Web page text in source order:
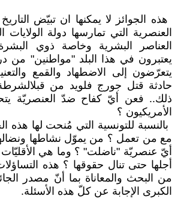
هذه الجوائز لا يمكنها ان تبيّض
العنصرية التي ‏تمارسها دولة
‏العناصر البشرية وخاصة ذوي
يعتبرون في هذا البلد ‏‏"مواطنين" من
‏يتعرّضون إلى الاضطهاد والقمع
حادثة قتل جورج ‏فلويد من
‏ذلك.. فعن أيّ كفاح ضدّ العنصريّة
الأمريكيون ؟
بالنسبة للتونسية التي مُنحت لها هذه
مع من تعمل ؟ من ‏يموّل نشاطها
‏أيّ عنصريّة "ناضلت" ؟ وما هي
أجلها حتى تنال ‏حقوقها ؟ هذه
‏من البحث والمعاناة بما أنّ مصدر
الكبرى الإجابة عن ‏كلّ هذه الأسئلة‎.‎